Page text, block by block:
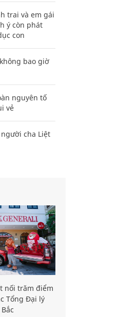
trai và em gái
ý còn phát
con
bao giờ
nguyên tố
vẻ
cha Liệt
nối trăm điểm
Tổng Đại lý